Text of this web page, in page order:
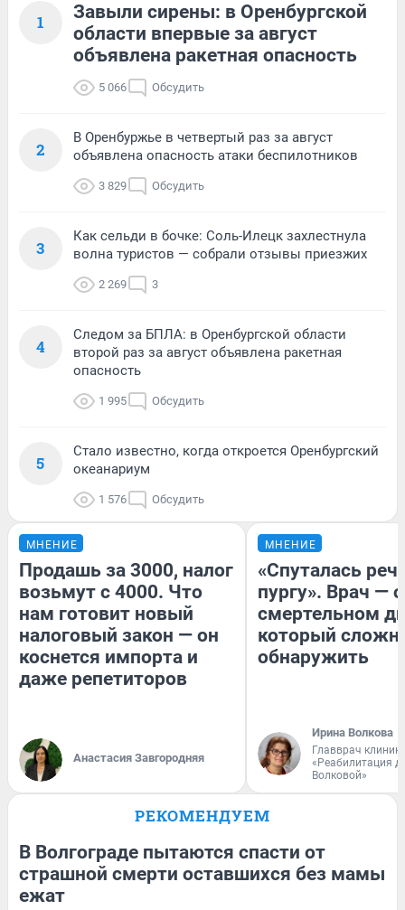
1
Завыли сирены: в Оренбургской
области впервые за август
объявлена ракетная опасность
5 066 Обсудить
2
В Оренбуржье в четвертый раз за август
объявлена опасность атаки беспилотников
3 829 Обсудить
3
Как сельди в бочке: Соль-Илецк захлестнула
волна туристов — собрали отзывы приезжих
2 269 3
4
Следом за БПЛА: в Оренбургской области
второй раз за август объявлена ракетная
опасность
1 995 Обсудить
5
Стало известно, когда откроется Оренбургский
океанариум
1 576 Обсудить
МНЕНИЕ
Продашь за 3000, налог
возьмут с 4000. Что
нам готовит новый
налоговый закон — он
коснется импорта и
даже репетиторов
Анастасия Завгородняя
МНЕНИЕ
«Спуталась
пургу». Врач — о
смертельном
который
обнаружить
Ирина Волкова
Главврач
«Реабилитация
Волковой»
РЕКОМЕНДУЕМ
В Волгограде пытаются спасти от
страшной смерти оставшихся без мамы
ежат